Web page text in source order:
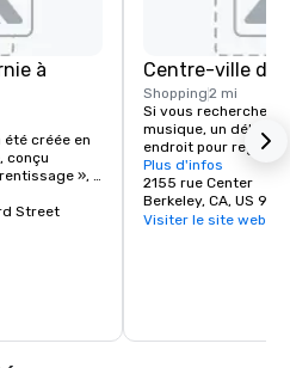
à
créée en
conçu
», a
baie de San
et une
Street
Centre-ville de
Shopping2 mi
Si vous recherchez
musique, un
endroit pour
rendez-vous au
Berkeley est une
variés et aux belles
visiteurs viennent
Plus d'infos
2155 rue Center
Berkeley, CA, US
Visiter le site web